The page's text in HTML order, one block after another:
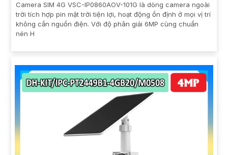
Camera SIM 4G VSC-IP0860AOV-101G là dòng camera ngoài
trời tích hợp pin mặt trời tiện lợi, hoạt động ổn định ở mọi vị trí
không cần nguồn điện. Với độ phân giải 6MP cùng chuẩn
nén H